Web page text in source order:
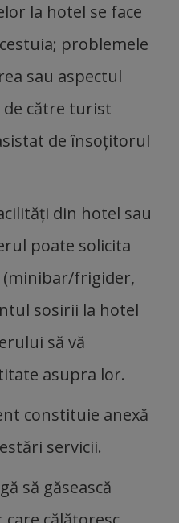
la hotel se face
problemele
sau aspectul
de către turist
de însoțitorul
din hotel sau
poate solicita
frigider,
sosirii la hotel
să vă
asupra lor.
constituie anexă
servicii.
să găsească